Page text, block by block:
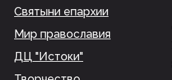
Святыни епархии
Мир православия
ДЦ "Истоки"